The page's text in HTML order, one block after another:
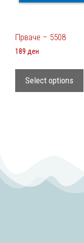
Прваче – 5508
189 ден
Select options